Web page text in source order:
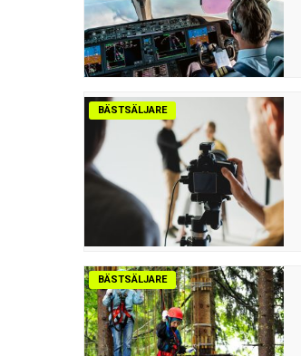
BÄSTSÄLJARE
BÄSTSÄLJARE